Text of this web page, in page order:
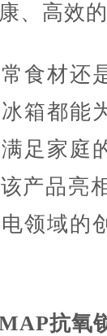
、高效
食材还
箱都能
足家庭
产品亮
领域的
抗氧